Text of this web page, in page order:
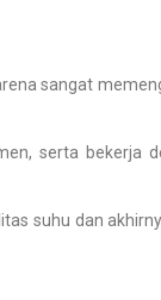
sangat
serta
suhu dan